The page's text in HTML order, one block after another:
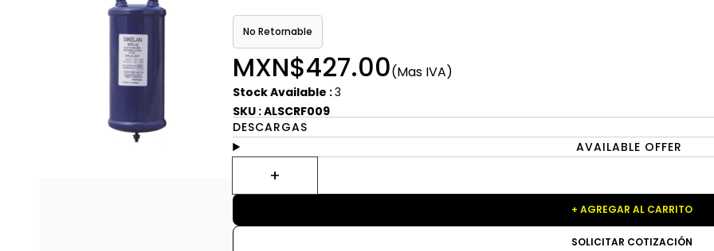
No Retornable
MXN$427.00(Mas IVA)
Stock Available :3
SKU : ALSCRF009
DESCARGAS
AVAILABLE OFFER
+ AGREGAR AL CARRITO
SOLICITAR COTIZACIÓN